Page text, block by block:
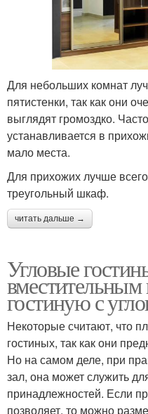
Для небольших комнат
пятистенки, так как они
выглядят громоздко.
устанавливается в
мало места.
Для прихожих лучше
треугольный шкаф.
читать дальше →
Угловые
гостиную с
Некоторые считают, что
гостиных, так как они
Но на самом деле, при
зал, она может служить
принадлежностей. Если
позволяет, то можно